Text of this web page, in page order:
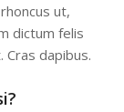
ut,
dictum felis
dapibus.